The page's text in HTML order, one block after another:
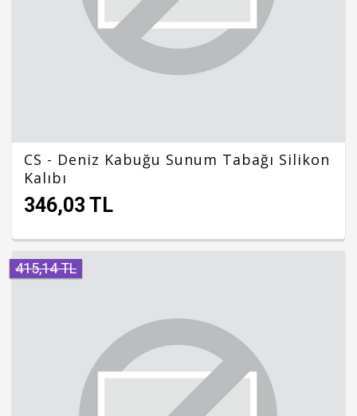
CS - Deniz Kabuğu Sunum Tabağı Silikon
Kalıbı
346,03 TL
415,14 TL